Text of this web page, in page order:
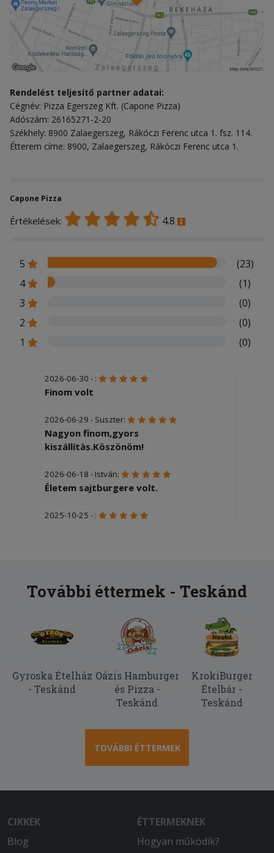
Rendelést teljesítő partner adatai:
Cégnév: Pizza Egerszeg Kft. (Capone Pizza)
Adószám: 26165271-2-20
Székhely: 8900 Zalaegerszeg, Rákóczi Ferenc utca 1. fsz. 114.
Étterem címe: 8900, Zalaegerszeg, Rákóczi Ferenc utca 1.
Capone Pizza
Értékelések: 4.8
5
(23)
4
(1)
3
(0)
2
(0)
1
(0)
2026-06-30 - :
Finom volt
2026-06-29 - Suszter:
Nagyon finom,gyors
kiszállítàs.Köszönöm!
2026-06-18 - István:
Életem sajtburgere volt.
2025-10-25 - :
További éttermek - Teskánd
Gyroska Ételház
- Teskánd
Oázis Hamburger
és Pizza -
Teskánd
KrokiBurger
Ételbár -
Teskánd
TOVÁBBI ÉTTERMEK
CIKKEK
Blog
ÉTTERMEKNEK
Hogyan működik?